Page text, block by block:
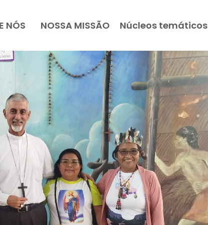
NÓS NOSSA MISSÃO Núcleos temáticos